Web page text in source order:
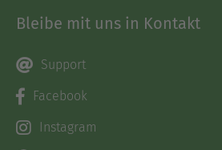
Bleibe mit uns in Kontakt
Support
Facebook
Instagram